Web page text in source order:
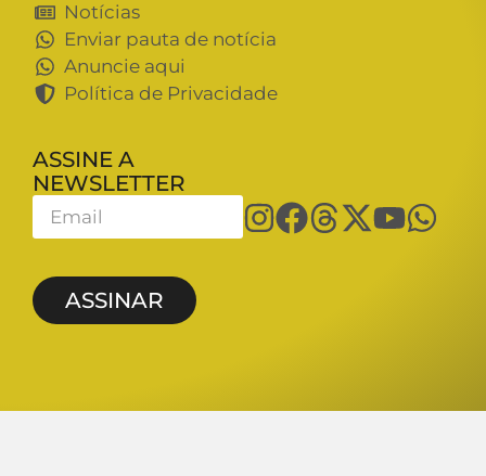
Notícias
Enviar pauta de notícia
Anuncie aqui
Política de Privacidade
ASSINE A
NEWSLETTER
ASSINAR